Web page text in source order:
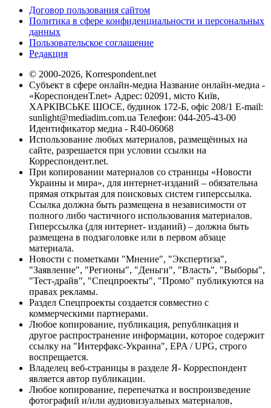
Договор пользования сайтом
Политика в сфере конфиденциальности и персональных
данных
Пользовательское соглашение
Редакция
© 2000-2026, Korrespondent.net
Субъект в сфере онлайн-медиа Название онлайн-медиа -
«КореспонденТ.net» Адрес: 02091, місто Київ,
ХАРКІВСЬКЕ ШОСЕ, будинок 172-Б, офіс 208/1 E-mail:
sunlight@mediadim.com.ua Телефон: 044-205-43-00
Идентификатор медиа - R40-06068
Использование любых материалов, размещённых на
сайте, разрешается при условии ссылки на
Корреспондент.net.
При копировании материалов со страницы «Новости
Украины и мира», для интернет-изданий – обязательна
прямая открытая для поисковых систем гиперссылка.
Ссылка должна быть размещена в независимости от
полного либо частичного использования материалов.
Гиперссылка (для интернет- изданий) – должна быть
размещена в подзаголовке или в первом абзаце
материала.
Новости с пометками "Мнение", "Экспертиза",
"Заявление", "Регионы", "Деньги", "Власть", "Выборы",
"Тест-драйв", "Спецпроекты", "Промо" публикуются на
правах рекламы.
Раздел Спецпроекты создается совместно с
коммерческими партнерами.
Любое копирование, публикация, републикация и
другое распространение информации, которое содержит
ссылку на "Интерфакс-Украина", EPA / UPG, строго
воспрещается.
Владелец веб-страницы в разделе Я- Корреспондент
является автор публикации.
Любое копирование, перепечатка и воспроизведение
фотографий и/или аудиовизуальных материалов,